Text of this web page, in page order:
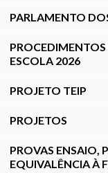
PARLAMENTO
ESCOLA 2026
PROJETO TEIP
PROJETOS
PROVAS ENSAIO,
EQUIVALÊNCIA À